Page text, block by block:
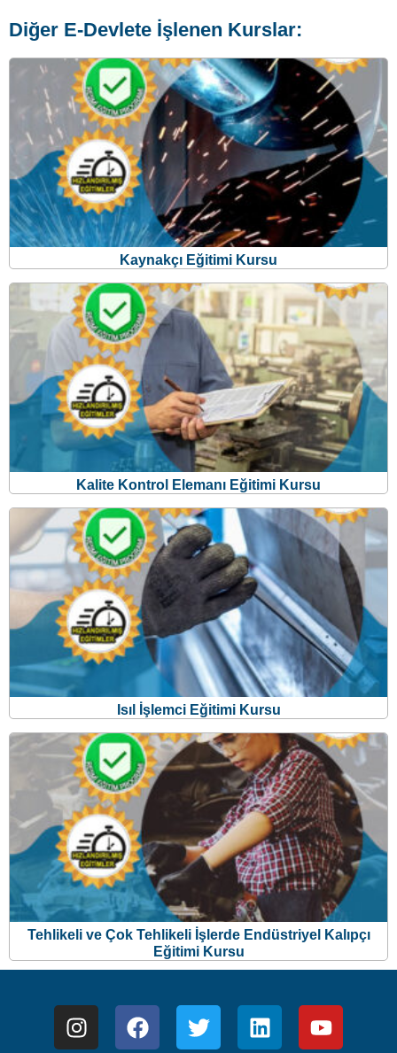
Kaynakçı Eğitimi Kursu
Kalite Kontrol Elemanı Eğitimi Kursu
Isıl İşlemci Eğitimi Kursu
Tehlikeli ve Çok Tehlikeli İşlerde Endüstriyel Kalıpçı
Eğitimi Kursu
MERKEZİ UZAKTAN EĞİTİM KURSLARI TİC. LTD. ŞTİ.
İş bu internet sitesi Merkezi Uzaktan Eğitim Kursları Tic.Ltd.
Şti’nin Türk Ticaret Kanunu koruması altındaki yasal
faaliyetleri için kullanılmaktadır.